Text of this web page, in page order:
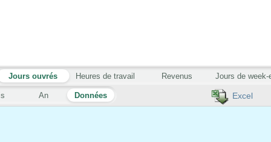
Excel
An Données
Jours ouvrés Heures de travail Revenus Jours de week-